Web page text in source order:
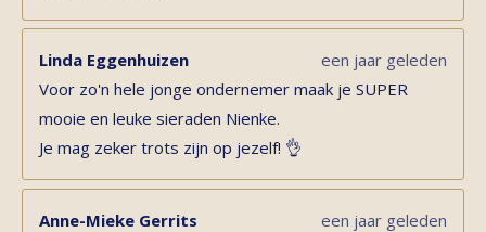
Linda Eggenhuizen
een jaar geleden
Voor zo'n hele jonge ondernemer maak je SUPER
mooie en leuke sieraden Nienke.
Je mag zeker trots zijn op jezelf! 👌
Anne-Mieke Gerrits
een jaar geleden